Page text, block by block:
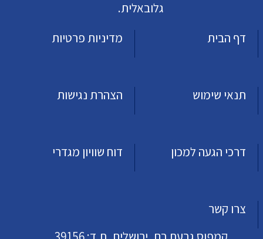
גלובאלית.
דף הבית
מדיניות פרטיות
תנאי שימוש הצהרת נגישות
דרכי הגעה למכון דוח שוויון מגדרי
צרו קשר